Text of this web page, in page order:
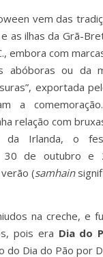
vem das
as ilhas da Grã-
embora com
abóboras ou da
exportada
a
relação com
da Irlanda, o
30 de outubro e
(samhain
na creche, e
pois era Dia do
do Dia do Pão por